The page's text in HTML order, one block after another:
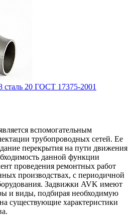
сталь 20 ГОСТ 17375-2001
вспомогательным
трубопроводных сетей. Ее
перекрытия на пути движения
данной функции
проведения ремонтных работ
производствах, с периодичной
Задвижки AVK имеют
и виды, подбирая необходимую
существующие характеристики